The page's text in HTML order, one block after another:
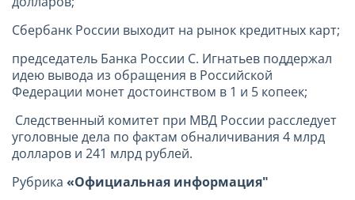
Сбербанк России выходит на рынок кредитных карт;
председатель Банка России С. Игнатьев поддержал
идею вывода из обращения в Российской
Федерации монет достоинством в 1 и 5 копеек;
Следственный комитет при МВД России расследует
уголовные дела по фактам обналичивания 4 млрд
долларов и 241 млрд рублей.
Рубрика «Официальная информация"